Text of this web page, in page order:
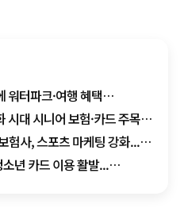
워터파크·여행 혜택
팅 경쟁
대 시니어 보험·카드 주목...
험사, 스포츠 마케팅 강화...
년 카드 이용 활발...